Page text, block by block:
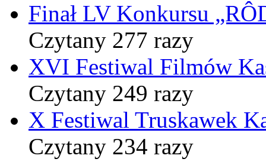
Finał LV Konkursu
Czytany 277 razy
XVI Festiwal Filmów
Czytany 249 razy
X Festiwal Truskawek
Czytany 234 razy